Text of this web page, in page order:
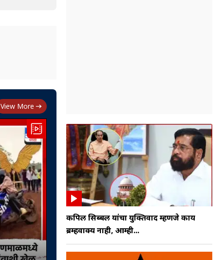
View More
कपिल सिब्बल यांचा युक्तिवाद म्हणजे काय
ब्रम्हवाक्य नाही, आम्ही...